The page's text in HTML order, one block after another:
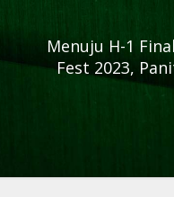
Menuju H-1
Fest 2023,